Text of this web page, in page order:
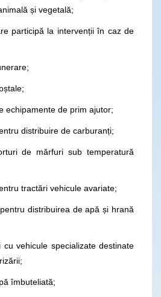
și vegetală;
la intervenții în caz de
de prim ajutor;
distribuire de carburanți;
mărfuri sub temperatură
tractări vehicule avariate;
distribuirea de apă și hrană
specializate destinate